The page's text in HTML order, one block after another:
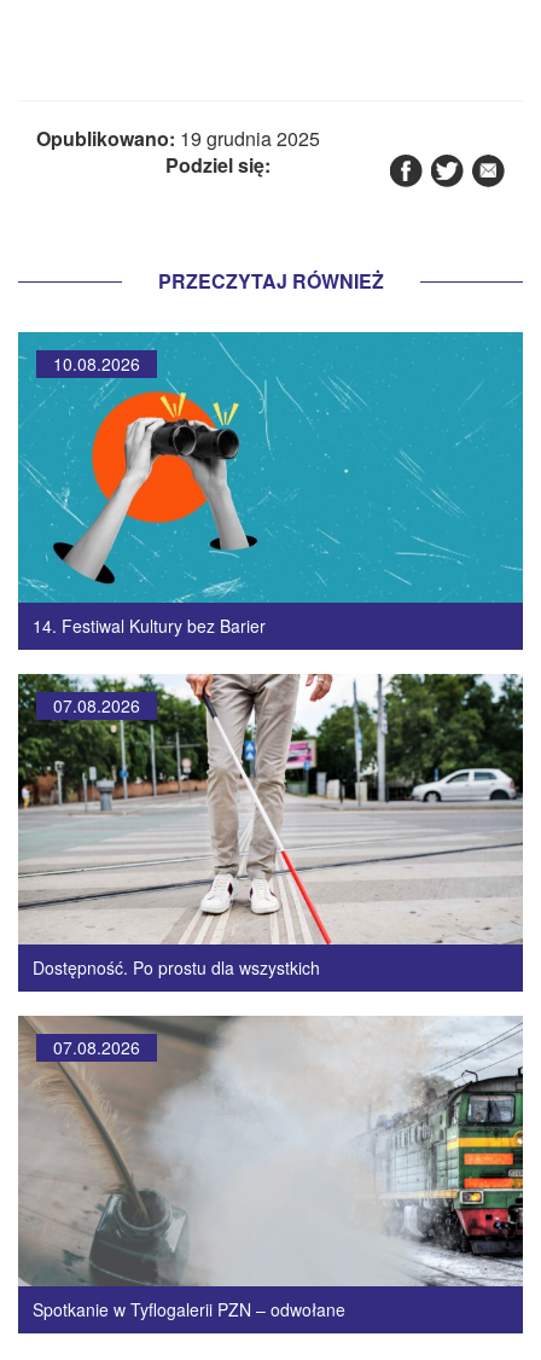
Opublikowano: 19 grudnia 2025
Podziel się:
PRZECZYTAJ RÓWNIEŻ
10.08.2026
14. Festiwal Kultury bez Barier
07.08.2026
Dostępność. Po prostu dla wszystkich
07.08.2026
Spotkanie w Tyflogalerii PZN – odwołane